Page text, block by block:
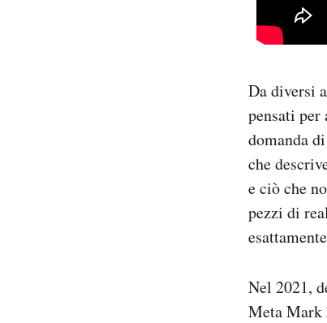
Da diversi
pensati
domanda
che
e ciò che
pezzi di
Nel 2021,
Meta Mark